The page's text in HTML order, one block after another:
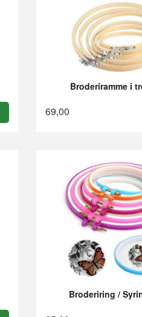
Broderiramme i
69,00
Broderiring /